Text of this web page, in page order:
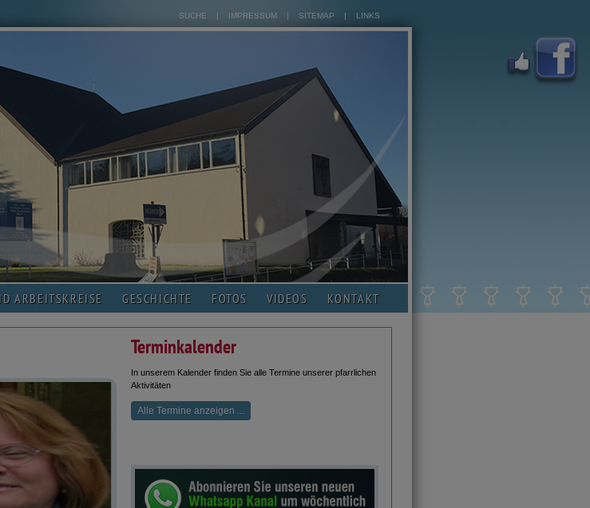
SUCHE | IMPRESSUM | SITEMAP | LINKS
ARBEITSKREISE GESCHICHTE FOTOS VIDEOS KONTAKT
Terminkalender
In unserem Kalender finden Sie alle Termine unserer pfarrlichen
Aktivitäten
Alle Termine anzeigen ...